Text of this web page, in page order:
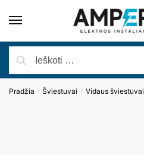
Pradžia / Šviestuvai / Vidaus šviestuvai